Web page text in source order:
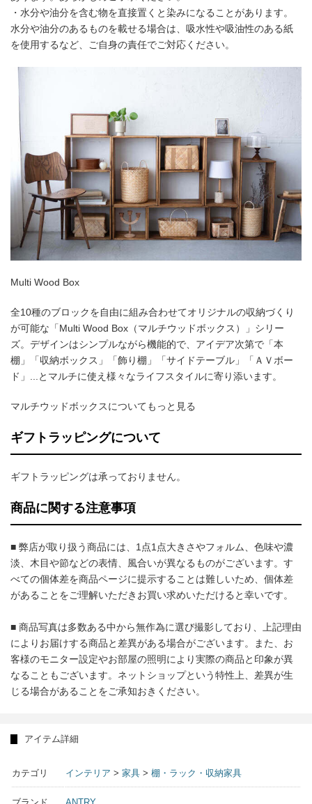
・水分や油分を含む物を直接置くと染みになることがあります。
水分や油分のあるものを載せる場合は、吸水性や吸油性のある紙
を使用するなど、ご自身の責任でご対応ください。
Multi Wood Box
全10種のブロックを自由に組み合わせてオリジナルの収納づくり
が可能な「Multi Wood Box（マルチウッドボックス）」シリー
ズ。デザインはシンプルながら機能的で、アイデア次第で「本
棚」「収納ボックス」「飾り棚」「サイドテーブル」「ＡＶボー
ド」...とマルチに使え様々なライフスタイルに寄り添います。
マルチウッドボックスについてもっと見る
ギフトラッピングについて
ギフトラッピングは承っておりません。
商品に関する注意事項
■ 弊店が取り扱う商品には、1点1点大きさやフォルム、色味や濃
淡、木目や節などの表情、風合いが異なるものがございます。す
べての個体差を商品ページに提示することは難しいため、個体差
があることをご理解いただきお買い求めいただけると幸いです。
■ 商品写真は多数ある中から無作為に選び撮影しており、上記理由
によりお届けする商品と差異がある場合がございます。また、お
客様のモニター設定やお部屋の照明により実際の商品と印象が異
なることもございます。ネットショップという特性上、差異が生
じる場合があることをご承知おきください。
アイテム詳細
カテゴリ インテリア > 家具 > 棚・ラック・収納家具